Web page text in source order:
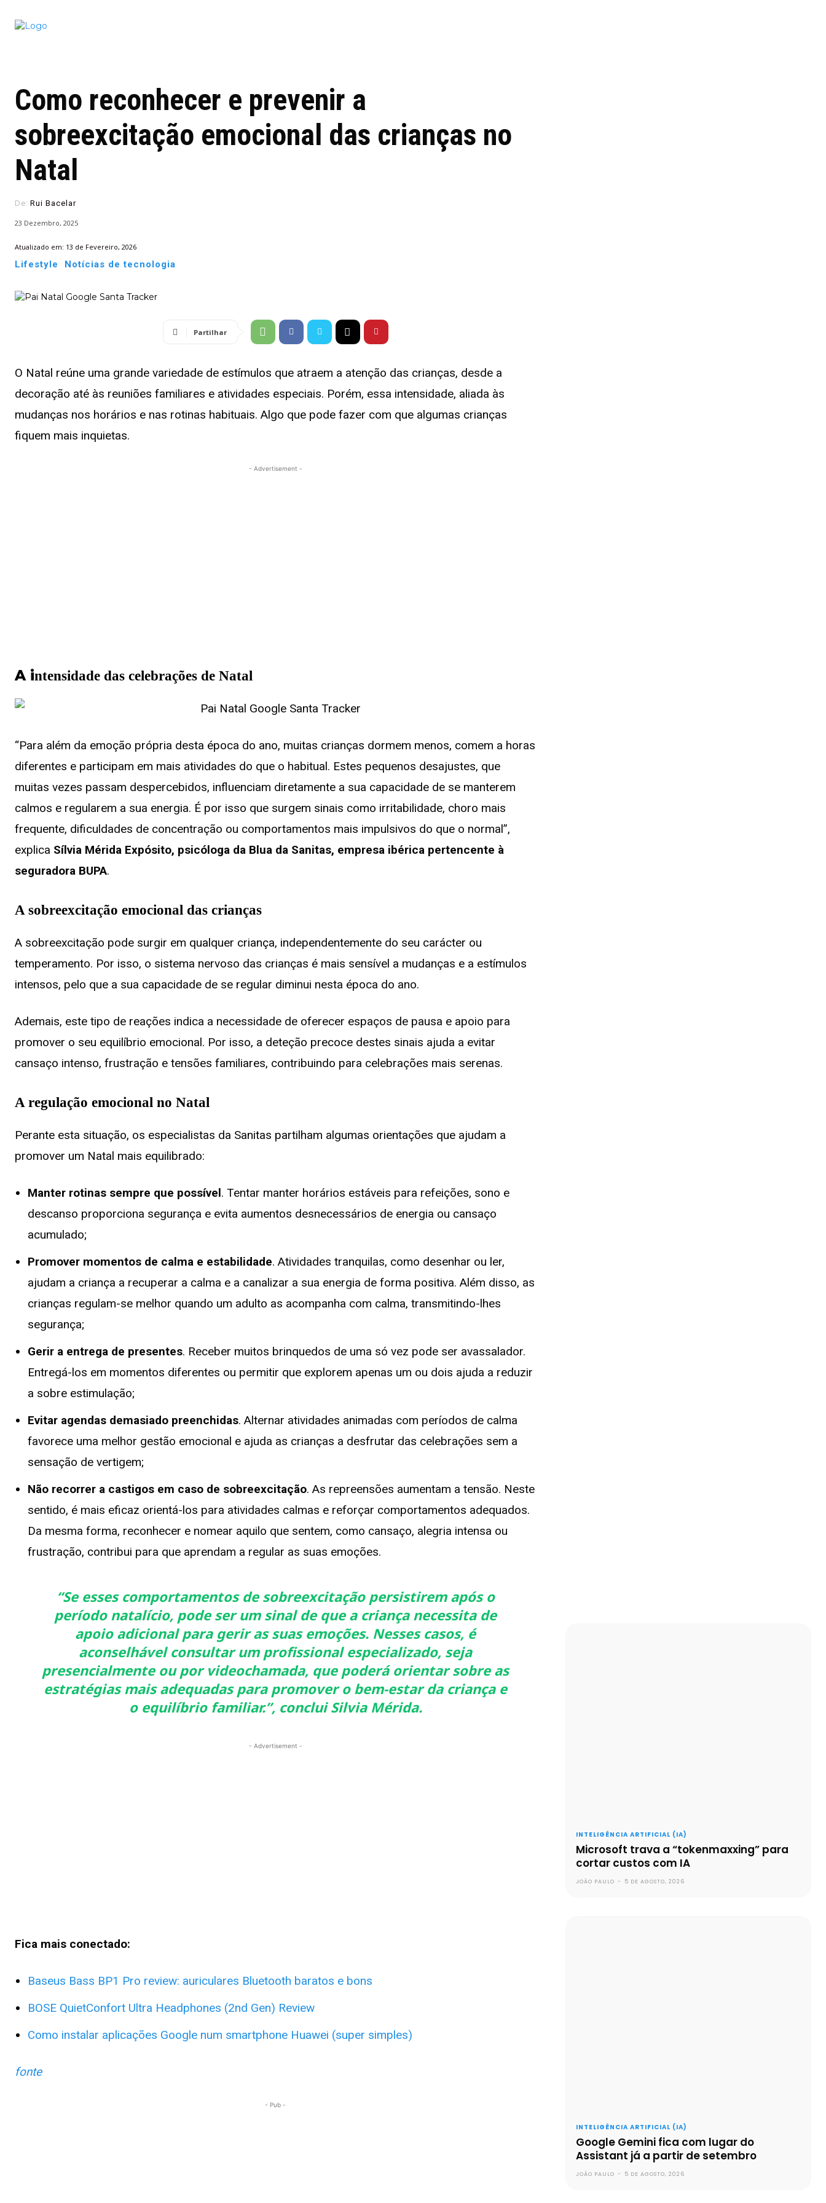
Como reconhecer e prevenir a
sobreexcitação emocional das crianças no
Natal
De: Rui Bacelar
23 Dezembro, 2025
Atualizado em: 13 de Fevereiro, 2026
Lifestyle Notícias de tecnologia
Partilhar
O Natal reúne uma grande variedade de estímulos que atraem a atenção das crianças, desde a
decoração até às reuniões familiares e atividades especiais. Porém, essa intensidade, aliada às
mudanças nos horários e nas rotinas habituais. Algo que pode fazer com que algumas crianças
fiquem mais inquietas.
- Advertisement -
A intensidade das celebrações de Natal
“Para além da emoção própria desta época do ano, muitas crianças dormem menos, comem a horas
diferentes e participam em mais atividades do que o habitual. Estes pequenos desajustes, que
muitas vezes passam despercebidos, influenciam diretamente a sua capacidade de se manterem
calmos e regularem a sua energia. É por isso que surgem sinais como irritabilidade, choro mais
frequente, dificuldades de concentração ou comportamentos mais impulsivos do que o normal”,
explica Sílvia Mérida Expósito, psicóloga da Blua da Sanitas, empresa ibérica pertencente à
seguradora BUPA.
A sobreexcitação emocional das crianças
A sobreexcitação pode surgir em qualquer criança, independentemente do seu carácter ou
temperamento. Por isso, o sistema nervoso das crianças é mais sensível a mudanças e a estímulos
intensos, pelo que a sua capacidade de se regular diminui nesta época do ano.
Ademais, este tipo de reações indica a necessidade de oferecer espaços de pausa e apoio para
promover o seu equilíbrio emocional. Por isso, a deteção precoce destes sinais ajuda a evitar
cansaço intenso, frustração e tensões familiares, contribuindo para celebrações mais serenas.
A regulação emocional no Natal
Perante esta situação, os especialistas da Sanitas partilham algumas orientações que ajudam a
promover um Natal mais equilibrado:
Manter rotinas sempre que possível. Tentar manter horários estáveis para refeições, sono e
descanso proporciona segurança e evita aumentos desnecessários de energia ou cansaço
acumulado;
Promover momentos de calma e estabilidade. Atividades tranquilas, como desenhar ou ler,
ajudam a criança a recuperar a calma e a canalizar a sua energia de forma positiva. Além disso, as
crianças regulam-se melhor quando um adulto as acompanha com calma, transmitindo-lhes
segurança;
Gerir a entrega de presentes. Receber muitos brinquedos de uma só vez pode ser avassalador.
Entregá-los em momentos diferentes ou permitir que explorem apenas um ou dois ajuda a reduzir
a sobre estimulação;
Evitar agendas demasiado preenchidas. Alternar atividades animadas com períodos de calma
favorece uma melhor gestão emocional e ajuda as crianças a desfrutar das celebrações sem a
sensação de vertigem;
Não recorrer a castigos em caso de sobreexcitação. As repreensões aumentam a tensão. Neste
sentido, é mais eficaz orientá-los para atividades calmas e reforçar comportamentos adequados.
Da mesma forma, reconhecer e nomear aquilo que sentem, como cansaço, alegria intensa ou
frustração, contribui para que aprendam a regular as suas emoções.
“Se esses comportamentos de sobreexcitação persistirem após o
período natalício, pode ser um sinal de que a criança necessita de
apoio adicional para gerir as suas emoções. Nesses casos, é
aconselhável consultar um profissional especializado, seja
presencialmente ou por videochamada, que poderá orientar sobre as
estratégias mais adequadas para promover o bem-estar da criança e
o equilíbrio familiar.”, concluiSilvia Mérida.
- Advertisement -
Fica mais conectado:
Baseus Bass BP1 Pro review: auriculares Bluetooth baratos e bons
BOSE QuietConfort Ultra Headphones (2nd Gen) Review
Como instalar aplicações Google num smartphone Huawei (super simples)
fonte
- Pub -
INTELIGÊNCIA ARTIFICIAL (IA)
Microsoft trava a “tokenmaxxing” para
cortar custos com IA
JOÃO PAULO - 5 DE AGOSTO, 2026
INTELIGÊNCIA ARTIFICIAL (IA)
Google Gemini fica com lugar do
Assistant já a partir de setembro
JOÃO PAULO - 5 DE AGOSTO, 2026